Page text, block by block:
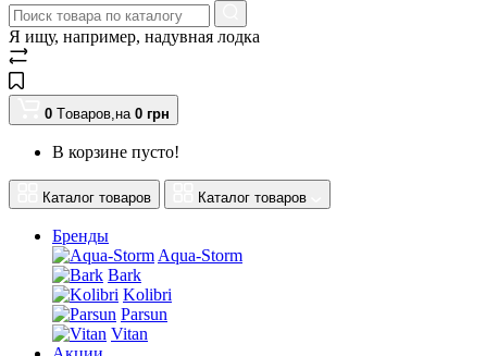
Я ищу, например, надувная лодка
0 Tоваров,на 0 грн
В корзине пусто!
Каталог товаров Каталог товаров
Бренды
Aqua-Storm
Bark
Kolibri
Parsun
Vitan